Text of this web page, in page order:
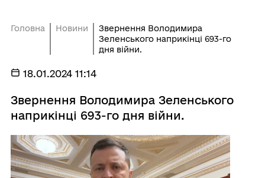
Головна Новини
Звернення Володимира
Зеленського наприкінці 693-го
дня війни.
18.01.2024 11:14
Звернення Володимира Зеленського
наприкінці 693-го дня війни.